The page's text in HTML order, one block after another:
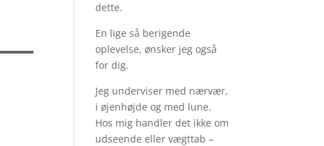
dette.
En lige så berigende
oplevelse, ønsker jeg også
for dig.
Jeg underviser med nærvær,
i øjenhøjde og med lune.
Hos mig handler det ikke om
udseende eller vægttab –